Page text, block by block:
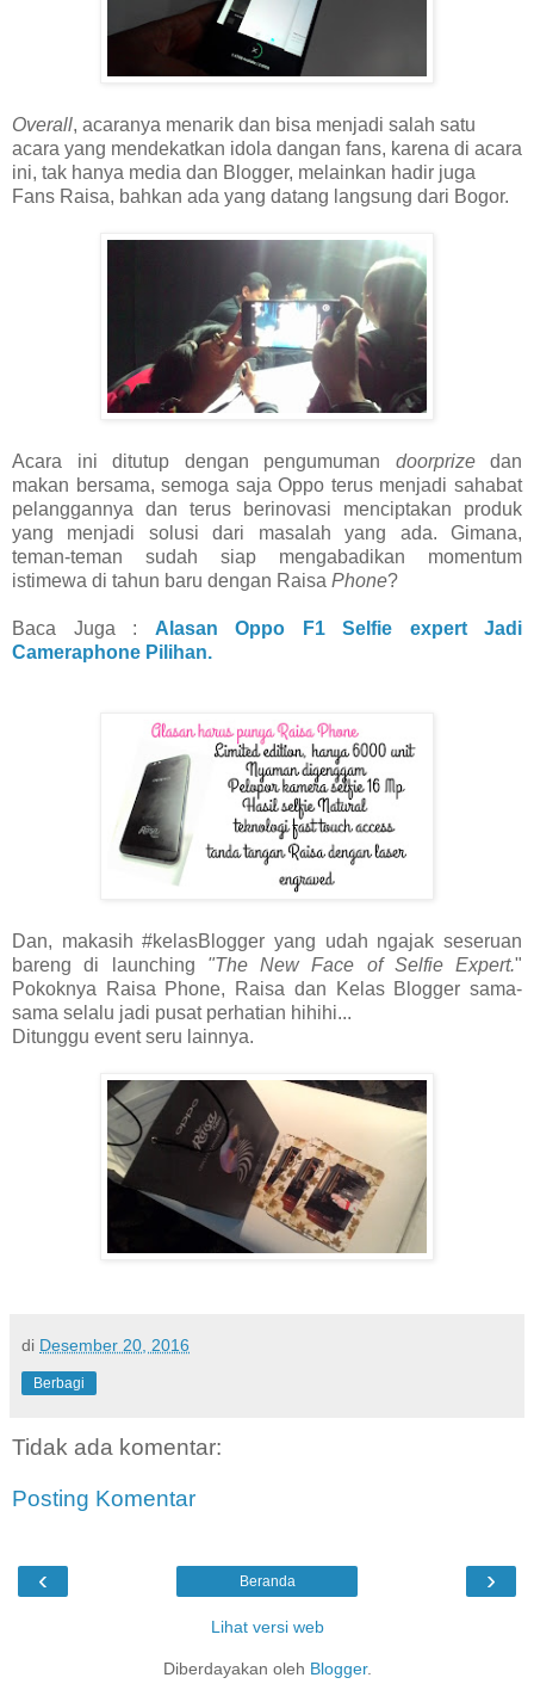
Overall, acaranya menarik dan bisa menjadi salah satu
acara yang mendekatkan idola dangan fans, karena di acara
ini, tak hanya media dan Blogger, melainkan hadir juga
Fans Raisa, bahkan ada yang datang langsung dari Bogor.
Acara ini ditutup dengan pengumuman doorprizedan
makan bersama, semoga saja Oppo terus menjadi sahabat
pelanggannya dan terus berinovasi menciptakan produk
yang menjadi solusi dari masalah yang ada. Gimana,
teman-teman sudah siap mengabadikan momentum
istimewa di tahun baru dengan Raisa Phone?
Baca Juga : Alasan Oppo F1 Selfie expert Jadi
Cameraphone Pilihan.
Dan, makasih #kelasBlogger yang udah ngajak seseruan
bareng di launching "The New Face of Selfie Expert."
Pokoknya Raisa Phone, Raisa dan Kelas Blogger sama-
sama selalu jadi pusat perhatian hihihi...
Ditunggu event seru lainnya.
di Desember 20, 2016
Berbagi
Tidak ada komentar:
Posting Komentar
‹ ›
Beranda
Lihat versi web
Diberdayakan oleh Blogger.